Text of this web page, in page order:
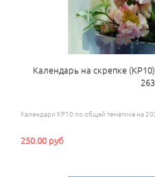
Календарь на скрепке
Календари КР10 по общей тематике на
250.00 руб